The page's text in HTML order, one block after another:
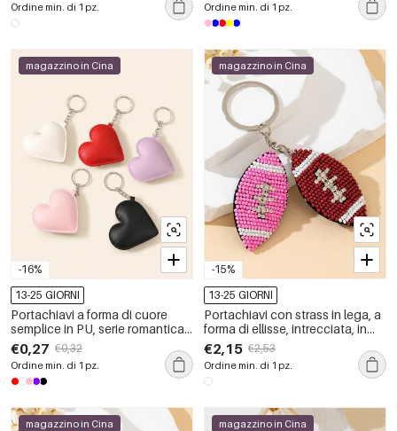
Ordine min. di 1 pz. Ordine min. di 1 pz.
-16%
magazzino in Cina
13-25 GIORNI
Portachiavi a forma di cuore
semplice in PU, serie romantica,
colore tinta unita.
€0,27 €0,32
Ordine min. di 1 pz.
-15%
magazzino in Cina
13-25 GIORNI
Portachiavi con strass in lega, a
forma di ellisse, intrecciata, in
colori misti e serie Simple Sports.
€2,15 €2,53
Ordine min. di 1 pz.
magazzino in Cina magazzino in Cina